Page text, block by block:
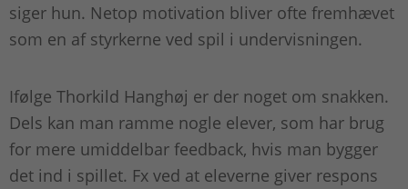
siger hun. Netop motivation bliver ofte fremhævet
som en af styrkerne ved spil i undervisningen.
Ifølge Thorkild Hanghøj er der noget om snakken.
Dels kan man ramme nogle elever, som har brug
for mere umiddelbar feedback, hvis man bygger
det ind i spillet. Fx ved at eleverne giver respons